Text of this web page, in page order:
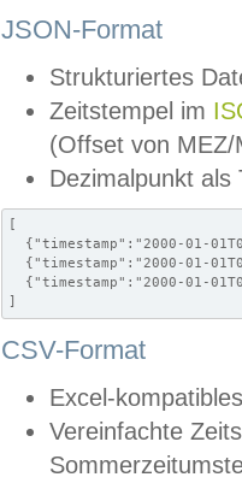
JSON-Format
Strukturiertes
Zeitstempel im
(Offset von MEZ/
Dezimalpunkt als
[
{"timestamp":"2000-01-
{"timestamp":"2000-01-
{"timestamp":"2000-01-
]
CSV-Format
Excel-
Vereinfachte